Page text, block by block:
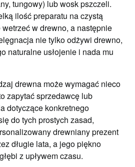
tungowy) lub wosk pszczeli.
ilość preparatu na czystą
w drewno, a następnie
nie tylko odżywi drewno,
naturalne usłojenie i nada mu
drewna może wymagać nieco
zapytać sprzedawcę lub
dotyczące konkretnego
do tych prostych zasad,
drewniany prezent
długie lata, a jego piękno
z upływem czasu.